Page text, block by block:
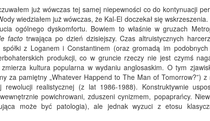
już wówczas tej samej niepewności co do kontynuacji
wiedziałem już wówczas, że Kal-El doczekał się
ogólnego dyskomfortu. Bowiem to właśnie w gruzach
facto trwająca po dzień dzisiejszy. Czas altruistycznych
z Loganem i Constantinem (oraz gromadą im
produkcji, co w gruncie rzeczy nie jest czymś
kultura popularna w wydaniu anglosaskim. O tym
za pamiętny „Whatever Happend to The Man of Tomorrow?”) z
realistycznej (z lat 1986-1988). Konstruktywnie
powichrowani, zduszeni cynizmem, popaprańcy.
może być patologia), ale jednak wyzuci z etosu